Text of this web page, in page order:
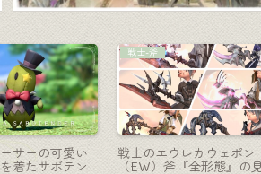
マウント『チョ
ジ』なんだか
ミニオン
妖怪ウォッチのミニオン・
可愛い着物の雪の女の子